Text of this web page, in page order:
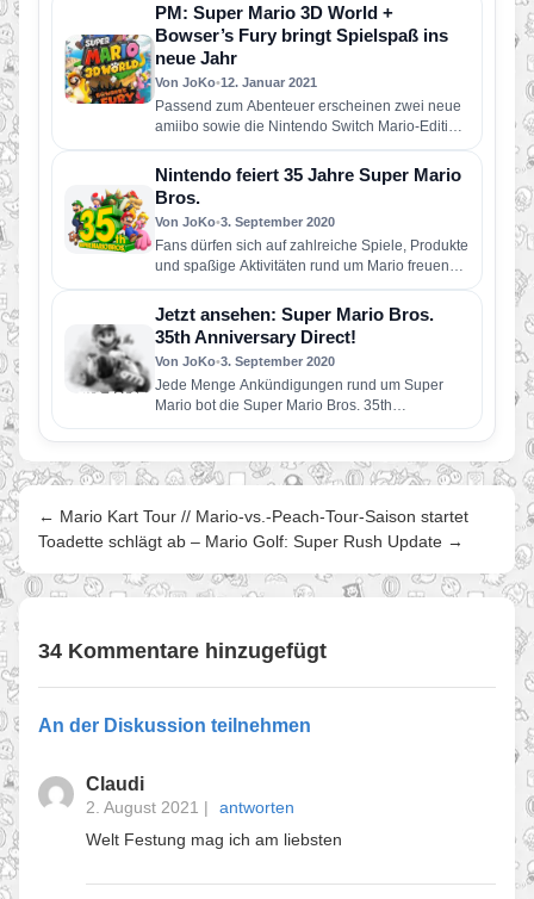
PM: Super Mario 3D World +
Bowser’s Fury bringt Spielspaß ins
neue Jahr
Von JoKo•12. Januar 2021
Passend zum Abenteuer erscheinen zwei neue
amiibo sowie die Nintendo Switch Mario-Edition
(rot & blau) Eine optisch an…
Nintendo feiert 35 Jahre Super Mario
Bros.
Von JoKo•3. September 2020
Fans dürfen sich auf zahlreiche Spiele, Produkte
und spaßige Aktivitäten rund um Mario freuen
Super Mario 3D All-Stars,…
Jetzt ansehen: Super Mario Bros.
35th Anniversary Direct!
Von JoKo•3. September 2020
Jede Menge Ankündigungen rund um Super
Mario bot die Super Mario Bros. 35th
Anniversary Direct-Präsentation. Zu den
Highlights…
← Mario Kart Tour // Mario-vs.-Peach-Tour-Saison startet
Toadette schlägt ab – Mario Golf: Super Rush Update →
34 Kommentare hinzugefügt
An der Diskussion teilnehmen
Claudi
2. August 2021 |
antworten
Welt Festung mag ich am liebsten